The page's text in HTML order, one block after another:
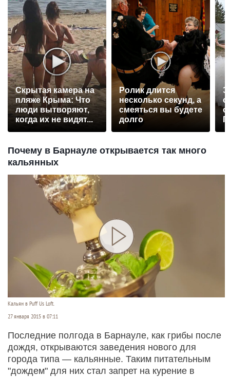
Скрытая камера на
пляже Крыма: Что
люди вытворяют,
когда их не видят...
Ролик длится
несколько секунд, а
смеяться вы будете
долго
Почему в Барнауле открывается так много
кальянных
Кальян в Puff Us Loft.
27 января 2015 в 07:11
Последние полгода в Барнауле, как грибы после
дождя, открываются заведения нового для
города типа — кальянные. Таким питательным
"дождем" для них стал запрет на курение в